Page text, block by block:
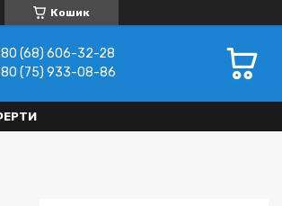
Кошик
(68) 606-32-28
(75) 933-08-86